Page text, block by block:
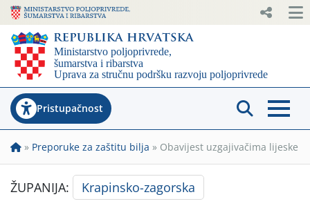
Pristupačnost
» Preporuke za zaštitu bilja » Obavijest uzgajivačima lijeske
ŽUPANIJA: Krapinsko-zagorska